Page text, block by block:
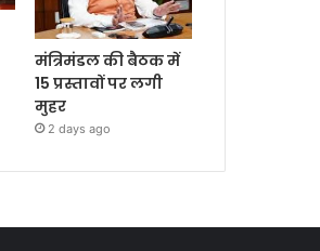
मंत्रिमंडल की बैठक में
15 प्रस्तावों पर लगी
मुहर
2 days ago